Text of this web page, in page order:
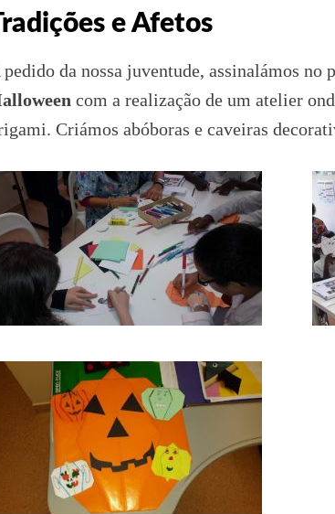
e Afetos
pedido da nossa juventude, assinalámos no
com a realização de um atelier
Criámos abóboras e caveiras